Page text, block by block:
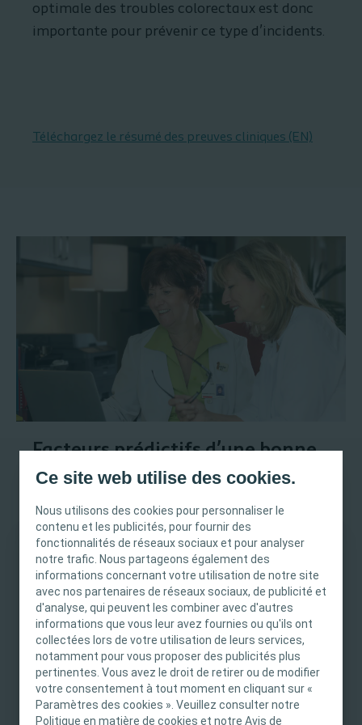
Ce site web utilise des cookies.
Nous utilisons des cookies pour personnaliser le
contenu et les publicités, pour fournir des
fonctionnalités de réseaux sociaux et pour analyser
notre trafic. Nous partageons également des
informations concernant votre utilisation de notre site
avec nos partenaires de réseaux sociaux, de publicité et
d'analyse, qui peuvent les combiner avec d'autres
informations que vous leur avez fournies ou qu'ils ont
collectées lors de votre utilisation de leurs services,
notamment pour vous proposer des publicités plus
pertinentes. Vous avez le droit de retirer ou de modifier
votre consentement à tout moment en cliquant sur «
Paramètres des cookies ». Veuillez consulter notre
Politique en matière de cookies et notre Avis de
INFORMATION IMPORTANTE
Ce site est destiné uniquement aux
professionnels de santé français tels que définis
dans le Code de la santé publique français. Le
contenu du site est destiné à l’information et
l’éducation et peut ne pas être adapté à toutes
les juridictions. Coloplast ne fournit pas de
conseils médicaux. Le professionnel de santé est
optimale des troubles colorectaux est donc
importante pour prévenir ce type d’incidents.
Téléchargez le résumé des preuves cliniques (EN)
Facteurs prédictifs d’une bonne
observance à l’irrigation
transanale avec Peristeen®
Cette analyse rétrospective a été menée
auprès de 108 patients ayant recours à
l’irrigation transanale et a duré 4 ans.
L’observance au système d’irrigation
transanale avec Peristeen®et les facteurs
prédictifs d’une bonne observance ont pu
être évalués.